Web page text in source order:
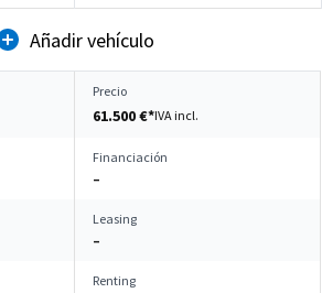
Añadir vehículo
Precio
61.500 €*IVA incl.
Financiación
–
Leasing
–
Renting